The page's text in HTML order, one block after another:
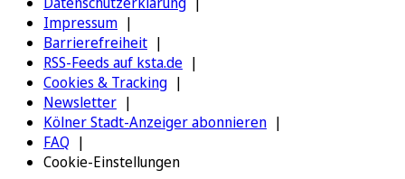
Impressum
Barrierefreiheit
RSS-Feeds auf ksta.de
Cookies & Tracking
Newsletter
Kölner Stadt-Anzeiger abonnieren
FAQ
Cookie-Einstellungen